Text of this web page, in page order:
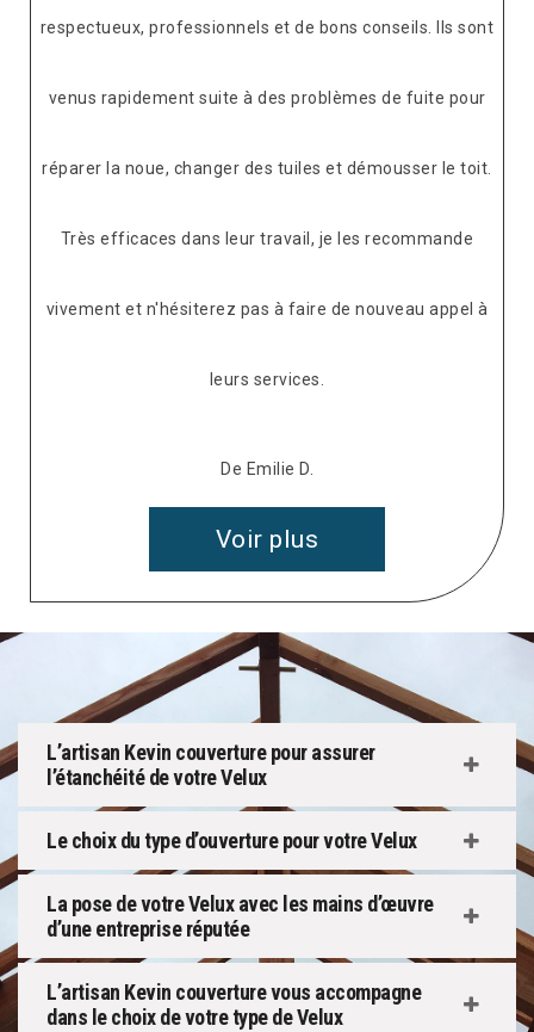
respectueux, professionnels et de bons conseils. Ils sont
venus rapidement suite à des problèmes de fuite pour
réparer la noue, changer des tuiles et démousser le toit.
Très efficaces dans leur travail, je les recommande
vivement et n'hésiterez pas à faire de nouveau appel à
leurs services.
De Emilie D.
Voir plus
L’artisan Kevin couverture pour assurer
l’étanchéité de votre Velux
Le choix du type d’ouverture pour votre Velux
La pose de votre Velux avec les mains d’œuvre
d’une entreprise réputée
L’artisan Kevin couverture vous accompagne
dans le choix de votre type de Velux